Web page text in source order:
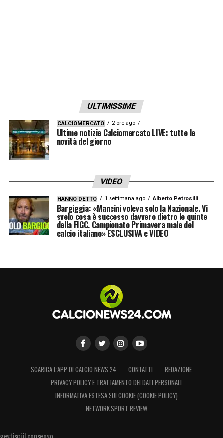
ULTIMISSIME
CALCIOMERCATO 2 ore ago
Ultime notizie Calciomercato LIVE: tutte le
novità del giorno
VIDEO
HANNO DETTO 1 settimana ago Alberto Petrosilli
Bargiggia: «Mancini voleva solo la Nazionale. Vi
svelo cosa è successo davvero dietro le quinte
della FIGC. Campionato Primavera male del
calcio italiano» ESCLUSIVA e VIDEO
SCARICA L’APP DI CALCIO NEWS 24 CONTATTI
REDAZIONE
PRIVACY POLICY E TRATTAMENTO DEI DATI PERSONALI
INFORMATIVA ESTESA SUI COOKIE (COOKIE POLICY)
NETWORK SPORT REVIEW
gestisci il consenso